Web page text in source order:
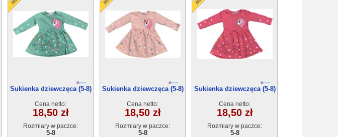
Sukienka dziewczęca (5-8)
Cena netto:
18,50 zł
Rozmiary w paczce:
5-8
Sukienka dziewczęca (5-8)
Cena netto:
18,50 zł
Rozmiary w paczce:
5-8
Sukienka dziewczęca (5-8)
Cena netto:
18,50 zł
Rozmiary w paczce:
5-8